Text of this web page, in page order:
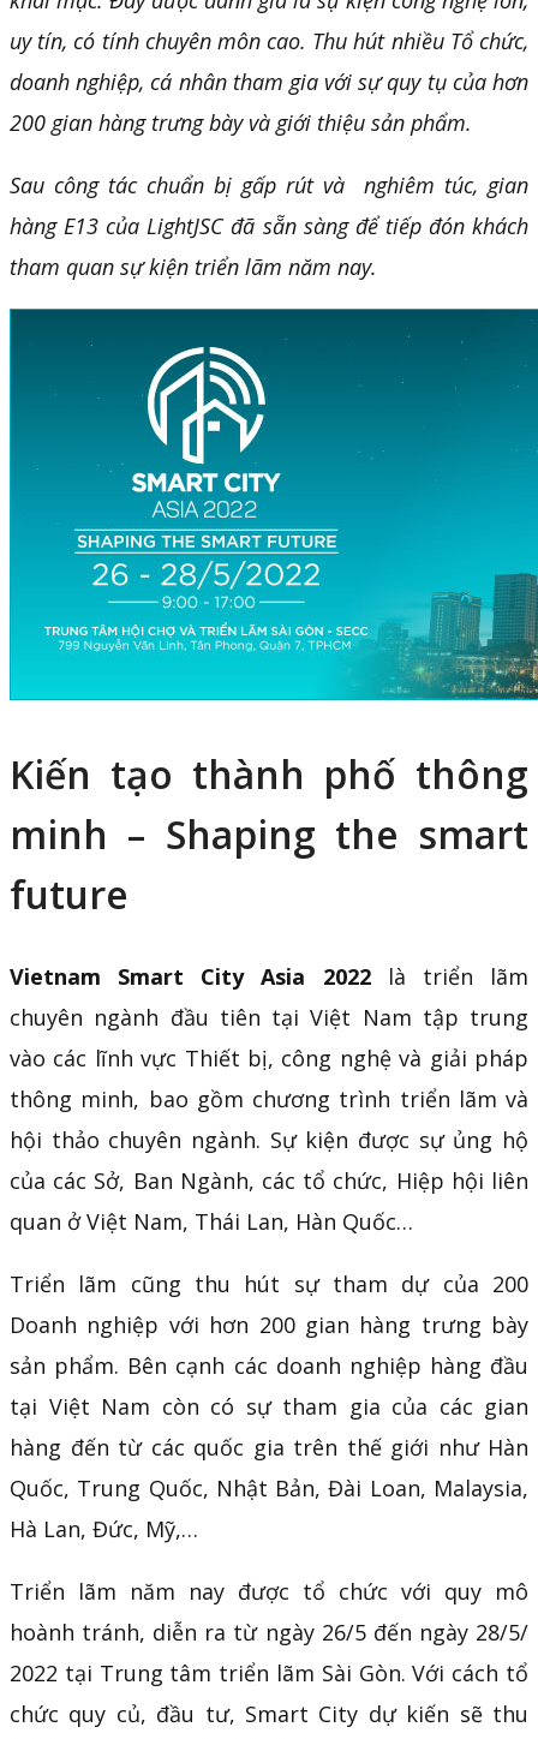
uy tín, có tính chuyên môn cao. Thu hút nhiều Tổ chức,
doanh nghiệp, cá nhân tham gia với sự quy tụ của hơn
200 gian hàng trưng bày và giới thiệu sản phẩm.
Sau công tác chuẩn bị gấp rút và nghiêm túc, gian
hàng E13 của LightJSC đã sẵn sàng để tiếp đón khách
tham quan sự kiện triển lãm năm nay.
Kiến tạo thành phố thông
minh – Shaping the smart
future
Vietnam Smart City Asia 2022là triển lãm
chuyên ngành đầu tiên tại Việt Nam tập trung
vào các lĩnh vực Thiết bị, công nghệ và giải pháp
thông minh, bao gồm chương trình triển lãm và
hội thảo chuyên ngành. Sự kiện được sự ủng hộ
của các Sở, Ban Ngành, các tổ chức, Hiệp hội liên
quan ở Việt Nam, Thái Lan, Hàn Quốc…
Triển lãm cũng thu hút sự tham dự của 200
Doanh nghiệp với hơn 200 gian hàng trưng bày
sản phẩm. Bên cạnh các doanh nghiệp hàng đầu
tại Việt Nam còn có sự tham gia của các gian
hàng đến từ các quốc gia trên thế giới như Hàn
Quốc, Trung Quốc, Nhật Bản, Đài Loan, Malaysia,
Hà Lan, Đức, Mỹ,…
Triển lãm năm nay được tổ chức với quy mô
hoành tránh, diễn ra từ ngày 26/5 đến ngày 28/5/
2022 tại Trung tâm triển lãm Sài Gòn. Với cách tổ
chức quy củ, đầu tư, Smart City dự kiến sẽ thu